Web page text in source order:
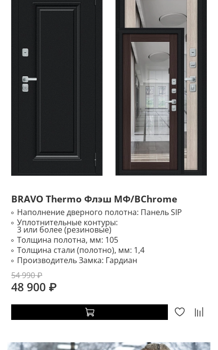
BRAVO Thermo Флэш МФ/BChrome
Наполнение дверного полотна: Панель SIP
Уплотнительные контуры:
3 или более (резиновые)
Толщина полотна, мм: 105
Толщина стали (полотно), мм: 1,4
Производитель Замка: Гардиан
54 990 ₽
48 900 ₽